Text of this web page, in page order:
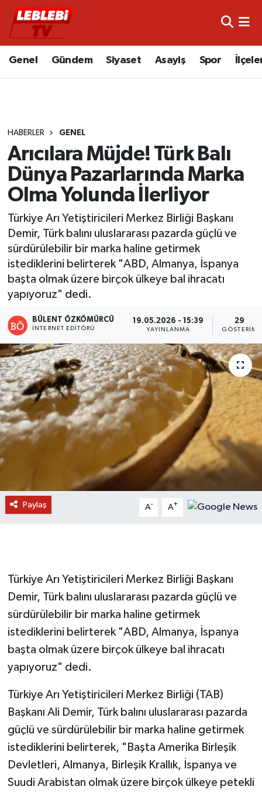
Genel Gündem Siyaset Asayiş Spor
HABERLER GENEL
Arıcılara Müjde! Türk Balı
Dünya Pazarlarında Marka
Olma Yolunda İlerliyor
Türkiye Arı Yetiştiricileri Merkez Birliği Başkanı
Demir, Türk balını uluslararası pazarda güçlü ve
sürdürülebilir bir marka haline getirmek
istediklerini belirterek "ABD, Almanya, İspanya
başta olmak üzere birçok ülkeye bal ihracatı
yapıyoruz" dedi.
BÜLENT ÖZKÖMÜRCÜ
İNTERNET EDITÖRÜ
19.05.2026 - 15:39
YAYINLANMA
29
GÖSTERIM
Paylaş A- A+
Türkiye Arı Yetiştiricileri Merkez Birliği Başkanı
Demir, Türk balını uluslararası pazarda güçlü ve
sürdürülebilir bir marka haline getirmek
istediklerini belirterek "ABD, Almanya, İspanya
başta olmak üzere birçok ülkeye bal ihracatı
yapıyoruz" dedi.
Türkiye Arı Yetiştiricileri Merkez Birliği (TAB)
Başkanı Ali Demir, Türk balını uluslararası pazarda
güçlü ve sürdürülebilir bir marka haline getirmek
istediklerini belirterek, "Başta Amerika Birleşik
Devletleri, Almanya, Birleşik Krallık, İspanya ve
Suudi Arabistan olmak üzere birçok ülkeye petekli
Hava Durumu
Süper Lig Puan Durumu ve Fikstür
Tüm Manşetler
Son Dakika Haberleri
Haber Arşivi